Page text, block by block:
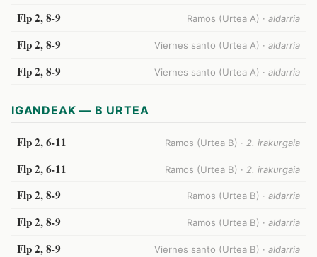
Flp 2, 8-9 Ramos (Urtea A) · aldarria
Flp 2, 8-9 Viernes santo (Urtea A) · aldarria
Flp 2, 8-9 Viernes santo (Urtea A) · aldarria
IGANDEAK — B URTEA
Flp 2, 6-11 Ramos (Urtea B) · 2. irakurgaia
Flp 2, 6-11 Ramos (Urtea B) · 2. irakurgaia
Flp 2, 8-9 Ramos (Urtea B) · aldarria
Flp 2, 8-9 Ramos (Urtea B) · aldarria
Flp 2, 8-9 Viernes santo (Urtea B) · aldarria